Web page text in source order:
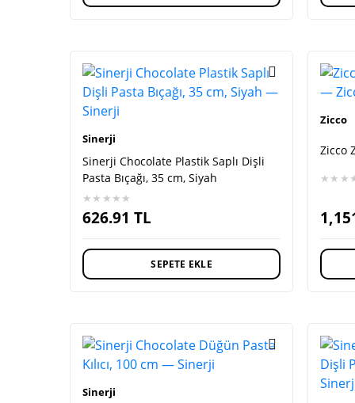
Sinerji
Sinerji Chocolate Plastik Saplı Dişli
Pasta Bıçağı, 35 cm, Siyah
★★★★★
626.91 TL
SEPETE EKLE
Zicco
Zicco
Sinerji